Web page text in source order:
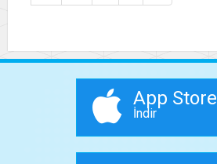
App Store
İndir